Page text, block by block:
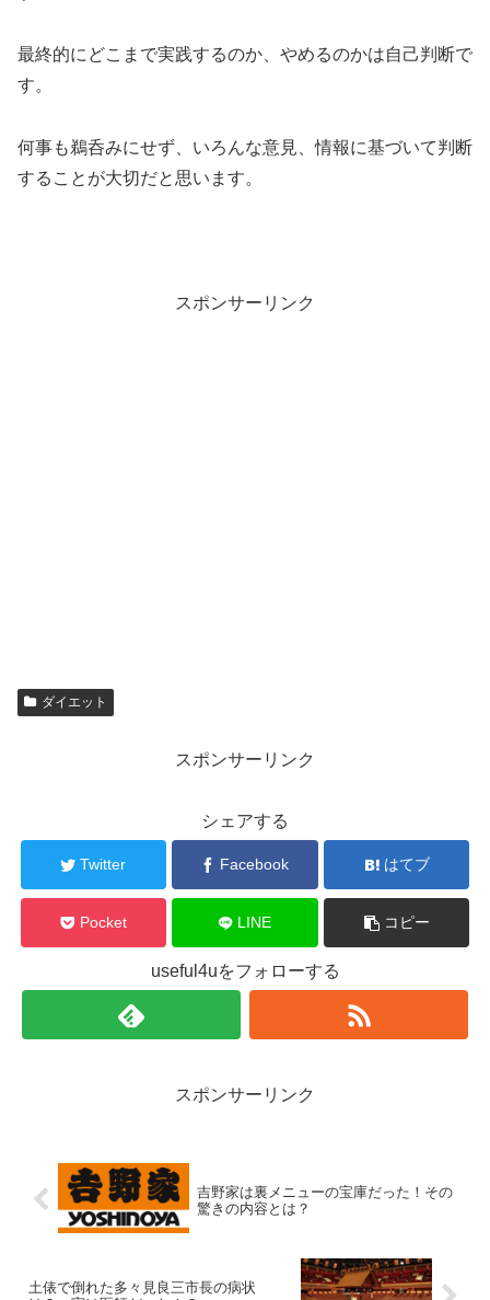
最終的にどこまで実践するのか、やめるのかは自己判断で
す。
何事も鵜呑みにせず、いろんな意見、情報に基づいて判断
することが大切だと思います。
スポンサーリンク
ダイエット
スポンサーリンク
シェアする
Twitter Facebook はてブ
Pocket LINE コピー
useful4uをフォローする
スポンサーリンク
吉野家は裏メニューの宝庫だった！その
驚きの内容とは？
土俵で倒れた多々見良三市長の病状